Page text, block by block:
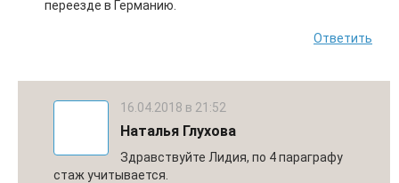
переезде в Германию.
Ответить
16.04.2018 в 21:52
Наталья Глухова
Здравствуйте Лидия, по 4 параграфу
стаж учитывается.